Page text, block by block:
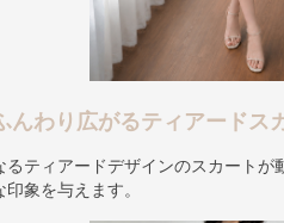
んわり広がるティアードス
るティアードデザインのスカートが
象を与えます。